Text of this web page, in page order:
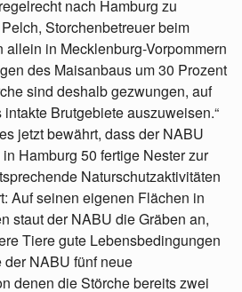
nach Hamburg zu
Pelch, Storchenbetreuer beim
allein in Mecklenburg-Vorpommern
des Maisanbaus um 30 Prozent
sind deshalb gezwungen, auf
Brutgebiete auszuweisen.“
jetzt bewährt, dass der NABU
Hamburg 50 fertige Nester zur
Naturschutzaktivitäten
Auf seinen eigenen Flächen in
staut der NABU die Gräben an,
Tiere gute Lebensbedingungen
der NABU fünf neue
denen die Störche bereits zwei